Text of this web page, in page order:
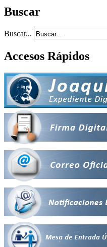
Buscar
Buscar...
Accesos Rápidos